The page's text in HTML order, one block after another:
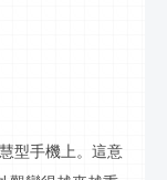
型手機上。這意